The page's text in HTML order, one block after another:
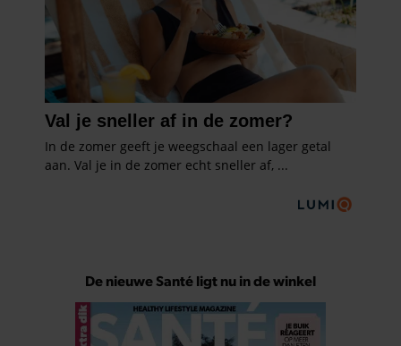
De nieuwe Santé ligt nu in de winkel